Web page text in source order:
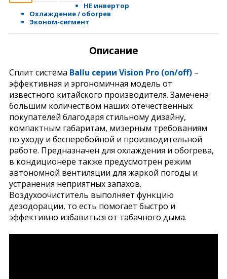
НЕ инвертор
Охлаждение / обогрев
Эконом-сигмент
Описание
Сплит система Ballu серии Vision Pro (on/off) –
эффективная и эргономичная модель от
известного китайского производителя. Замечена
большим количеством наших отечественных
покупателей благодаря стильному дизайну,
компактным габаритам, мизерным требованиям
по уходу и бесперебойной и производительной
работе. Предназначен для охлаждения и обогрева,
в кондиционере также предусмотрен режим
автономной вентиляции для жаркой погоды и
устранения неприятных запахов.
Воздухоочиститель выполняет функцию
дезодорации, то есть помогает быстро и
эффективно избавиться от табачного дыма.